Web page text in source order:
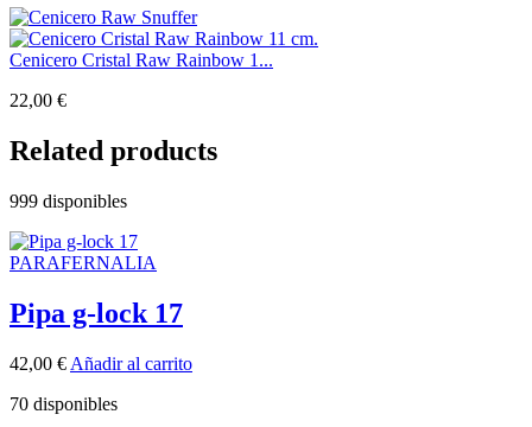
Cenicero Cristal Raw Rainbow 1...
22,00 €
Related products
999 disponibles
PARAFERNALIA
Pipa g-lock 17
42,00 € Añadir al carrito
70 disponibles